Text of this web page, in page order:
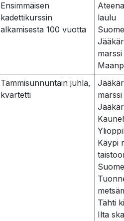
Ensimmäisen
kadettikurssin
alkamisesta 100 vuotta
laulu
marssi
Tammisunnuntain juhla,
kvartetti
marssi
Käypi
Tähti
Ilta